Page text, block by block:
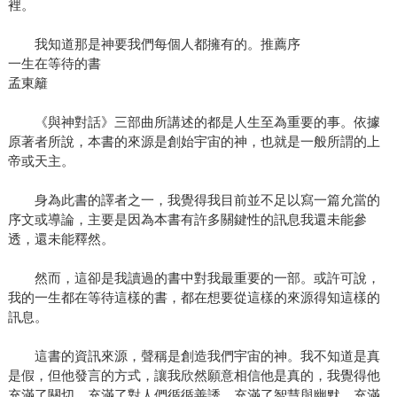
裡。
我知道那是神要我們每個人都擁有的。推薦序
一生在等待的書
孟東籬
《與神對話》三部曲所講述的都是人生至為重要的事。依據
原著者所說，本書的來源是創始宇宙的神，也就是一般所謂的上
帝或天主。
身為此書的譯者之一，我覺得我目前並不足以寫一篇允當的
序文或導論，主要是因為本書有許多關鍵性的訊息我還未能參
透，還未能釋然。
然而，這卻是我讀過的書中對我最重要的一部。或許可說，
我的一生都在等待這樣的書，都在想要從這樣的來源得知這樣的
訊息。
這書的資訊來源，聲稱是創造我們宇宙的神。我不知道是真
是假，但他發言的方式，讓我欣然願意相信他是真的，我覺得他